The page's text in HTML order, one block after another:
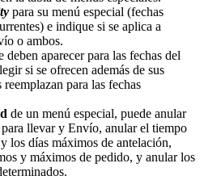
para su menú especial (fechas
e indique si se aplica a
o ambos.
deben aparecer para las fechas del
si se ofrecen además de sus
para las fechas
de un menú especial, puede anular
llevar y Envío, anular el tiempo
los días máximos de antelación,
y máximos de pedido, y anular los